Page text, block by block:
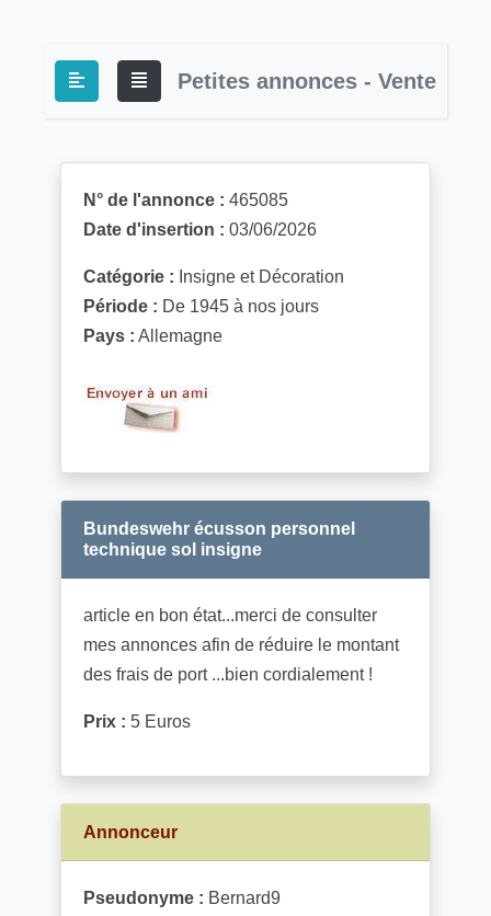
Petites annonces - Vente
N° de l'annonce : 465085
Date d'insertion : 03/06/2026
Catégorie : Insigne et Décoration
Période : De 1945 à nos jours
Pays : Allemagne
Bundeswehr écusson personnel
technique sol insigne
article en bon état...merci de consulter
mes annonces afin de réduire le montant
des frais de port ...bien cordialement !
Prix : 5 Euros
Annonceur
Pseudonyme : Bernard9